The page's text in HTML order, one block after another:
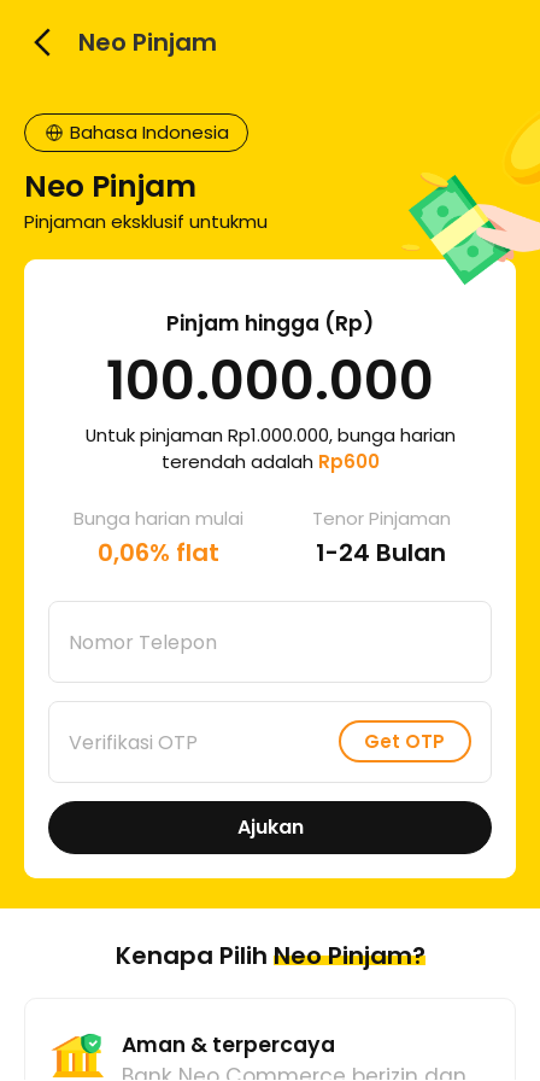
Neo Pinjam
Bahasa Indonesia
Neo Pinjam
Pinjaman eksklusif untukmu
Pinjam hingga (Rp)
100.000.000
Untuk pinjaman Rp1.000.000, bunga harian
terendah adalah Rp600
Bunga harian mulai
0,06% flat
Tenor Pinjaman
1-24 Bulan
Nomor Telepon
Verifikasi OTP Get OTP
Ajukan
Kenapa Pilih Neo Pinjam?
Aman & terpercaya